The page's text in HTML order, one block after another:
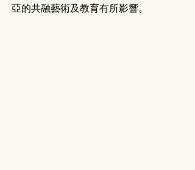
亞的共融藝術及教育有所影響。